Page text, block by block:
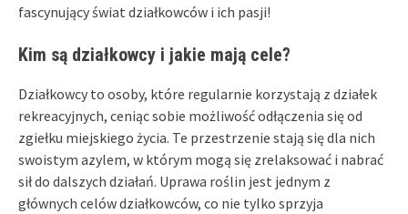
fascynujący świat działkowców i ich pasji!
Kim są działkowcy i jakie mają cele?
Działkowcy to osoby, które regularnie korzystają z działek
rekreacyjnych, ceniąc sobie możliwość odłączenia się od
zgiełku miejskiego życia. Te przestrzenie stają się dla nich
swoistym azylem, w którym mogą się zrelaksować i nabrać
sił do dalszych działań. Uprawa roślin jest jednym z
głównych celów działkowców, co nie tylko sprzyja